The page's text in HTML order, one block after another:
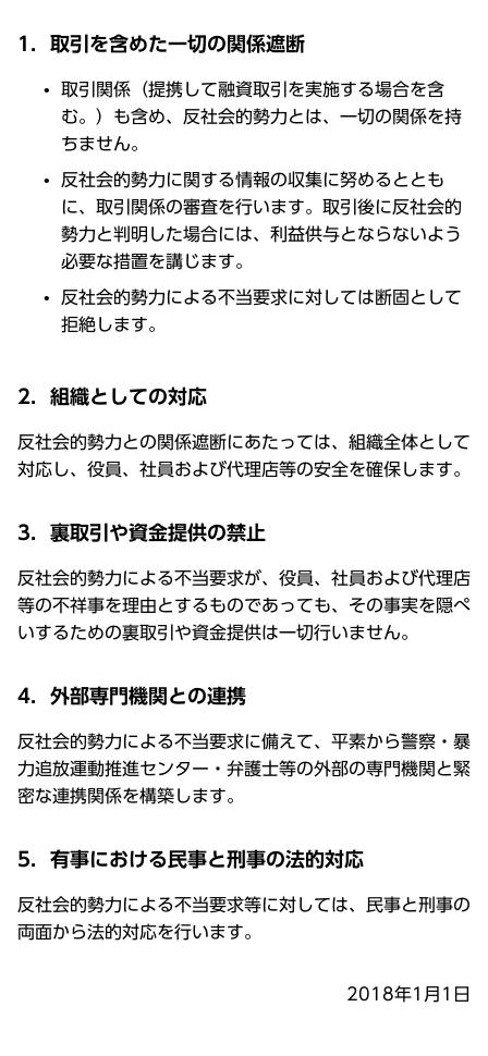
1．取引を含めた一切の関係遮断
取引関係（提携して融資取引を実施する場合を含
む。）も含め、反社会的勢力とは、一切の関係を持
ちません。
反社会的勢力に関する情報の収集に努めるととも
に、取引関係の審査を行います。取引後に反社会的
勢力と判明した場合には、利益供与とならないよう
必要な措置を講じます。
反社会的勢力による不当要求に対しては断固として
拒絶します。
2．組織としての対応
反社会的勢力との関係遮断にあたっては、組織全体として
対応し、役員、社員および代理店等の安全を確保します。
3．裏取引や資金提供の禁止
反社会的勢力による不当要求が、役員、社員および代理店
等の不祥事を理由とするものであっても、その事実を隠ぺ
いするための裏取引や資金提供は一切行いません。
4．外部専門機関との連携
反社会的勢力による不当要求に備えて、平素から警察・暴
力追放運動推進センター・弁護士等の外部の専門機関と緊
密な連携関係を構築します。
5．有事における民事と刑事の法的対応
反社会的勢力による不当要求等に対しては、民事と刑事の
両面から法的対応を行います。
2018年1月1日